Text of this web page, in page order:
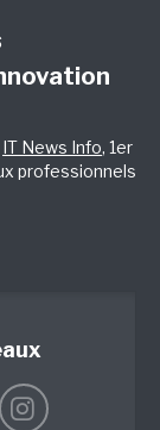
IT News Info, 1er
professionnels